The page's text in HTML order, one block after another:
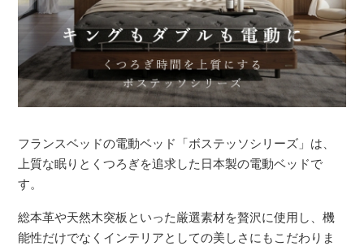
フランスベッドの電動ベッド「ボステッソシリーズ」は、
上質な眠りとくつろぎを追求した日本製の電動ベッドで
す。
総本革や天然木突板といった厳選素材を贅沢に使用し、機
能性だけでなくインテリアとしての美しさにもこだわりま